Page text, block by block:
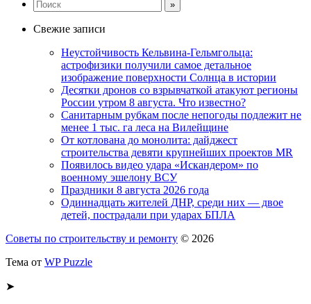
Свежие записи
Неустойчивость Кельвина-Гельмгольца:
астрофизики получили самое детальное
изображение поверхности Солнца в истории
Десятки дронов со взрывчаткой атакуют регионы
России утром 8 августа. Что известно?
Санитарным рубкам после непогоды подлежит не
менее 1 тыс. га леса на Вилейщине
От котлована до монолита: дайджест
строительства девяти крупнейших проектов MR
Появилось видео удара «Искандером» по
военному эшелону ВСУ
Праздники 8 августа 2026 года
Одиннадцать жителей ДНР, среди них — двое
детей, пострадали при ударах БПЛА
Советы по строительству и ремонту © 2026
Тема от WP Puzzle
➤